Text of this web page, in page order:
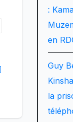
:
en
Guy
la